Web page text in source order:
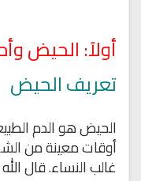
أولاً: الحيض
تعريف الحيض
الحيض هو الدم
أوقات معينة من
غالب النساء. قال